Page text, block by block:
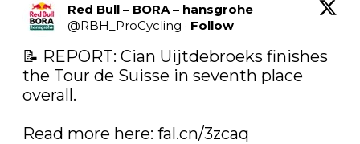
Red Bull – BORA – hansgrohe
@RBH_ProCycling · Follow
📝 REPORT: Cian Uijtdebroeks finishes
the Tour de Suisse in seventh place
overall.
Read more here: fal.cn/3zcaq